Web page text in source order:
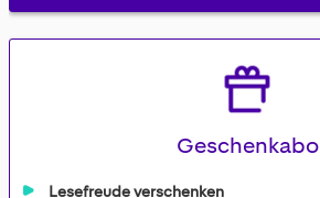
Geschenkabo
Lesefreude verschenken